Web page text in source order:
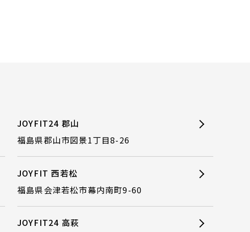
JOYFIT24 郡山
福島県郡山市図景1丁目8-26
JOYFIT 西若松
福島県会津若松市幕内南町9-60
JOYFIT24 高萩